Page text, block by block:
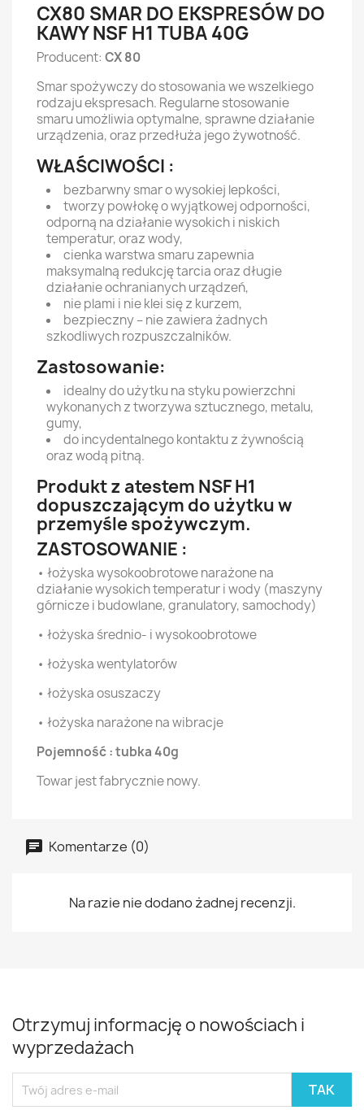
CX80 SMAR DO EKSPRESÓW DO
KAWY NSF H1 TUBA 40G
Producent: CX 80
Smar spożywczy do stosowania we wszelkiego
rodzaju ekspresach. Regularne stosowanie
smaru umożliwia optymalne, sprawne działanie
urządzenia, oraz przedłuża jego żywotność.
WŁAŚCIWOŚCI :
bezbarwny smar o wysokiej lepkości,
tworzy powłokę o wyjątkowej odporności,
odporną na działanie wysokich i niskich
temperatur, oraz wody,
cienka warstwa smaru zapewnia
maksymalną redukcję tarcia oraz długie
działanie ochranianych urządzeń,
nie plami i nie klei się z kurzem,
bezpieczny – nie zawiera żadnych
szkodliwych rozpuszczalników.
Zastosowanie:
idealny do użytku na styku powierzchni
wykonanych z tworzywa sztucznego, metalu,
gumy,
do incydentalnego kontaktu z żywnością
oraz wodą pitną.
Produkt z atestem NSF H1
dopuszczającym do użytku w
przemyśle spożywczym.
ZASTOSOWANIE :
• łożyska wysokoobrotowe narażone na
działanie wysokich temperatur i wody (maszyny
górnicze i budowlane, granulatory, samochody)
• łożyska średnio- i wysokoobrotowe
• łożyska wentylatorów
• łożyska osuszaczy
• łożyska narażone na wibracje
Pojemność : tubka 40g
Towar jest fabrycznie nowy.
Komentarze (0)
Na razie nie dodano żadnej recenzji.
Otrzymuj informację o nowościach i
wyprzedażach